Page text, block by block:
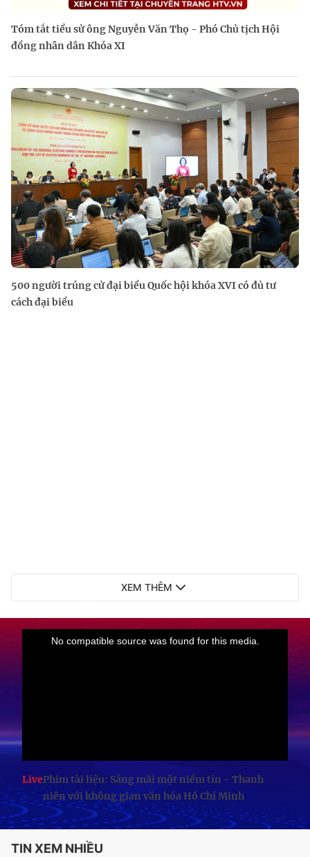
Tóm tắt tiểu sử ông Nguyễn Văn Thọ - Phó Chủ tịch Hội
đồng nhân dân Khóa XI
500 người trúng cử đại biểu Quốc hội khóa XVI có đủ tư
cách đại biểu
XEM THÊM
LivePhim tài liệu: Sáng mãi một niềm tin - Thanh
niên với không gian văn hóa Hồ Chí Minh
TIN XEM NHIỀU